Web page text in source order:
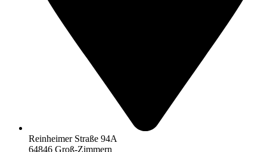
Reinheimer Straße 94A
64846 Groß-Zimmern